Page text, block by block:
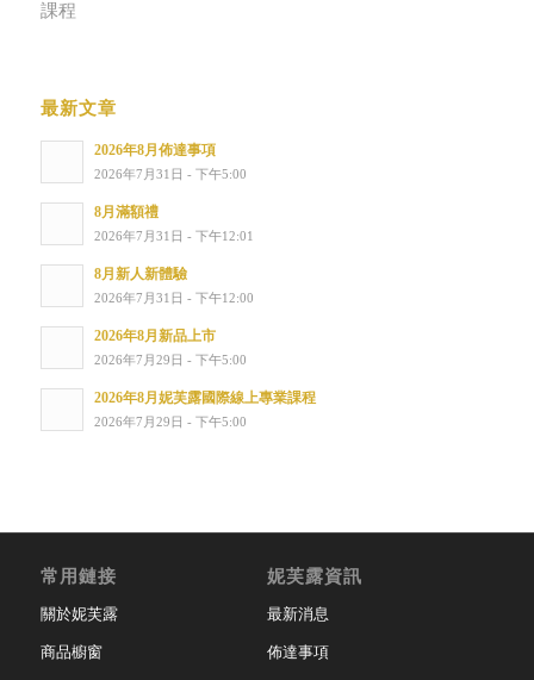
課程
最新文章
2026年8月佈達事項
2026年7月31日 - 下午5:00
8月滿額禮
2026年7月31日 - 下午12:01
8月新人新體驗
2026年7月31日 - 下午12:00
2026年8月新品上市
2026年7月29日 - 下午5:00
2026年8月妮芙露國際線上專業課程
2026年7月29日 - 下午5:00
常用鏈接
關於妮芙露
商品櫥窗
妮芙露資訊
最新消息
佈達事項